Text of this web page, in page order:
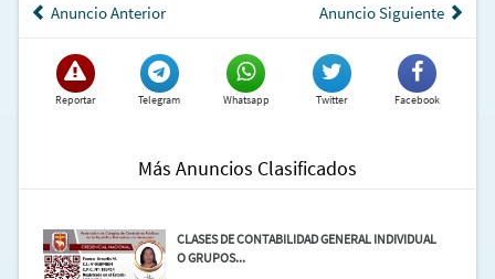
Anuncio Anterior Anuncio Siguiente
Reportar Telegram Whatsapp Twitter Facebook
Más Anuncios Clasificados
CLASES DE CONTABILIDAD GENERAL INDIVIDUAL
O GRUPOS...